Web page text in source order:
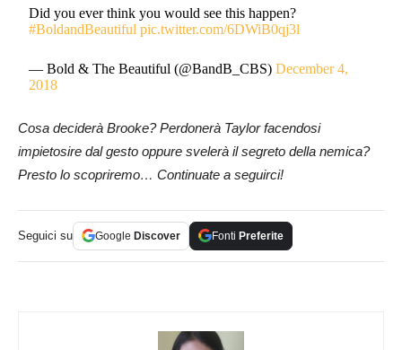
Did you ever think you would see this happen?
#BoldandBeautiful pic.twitter.com/6DWiB0qj3l
— Bold & The Beautiful (@BandB_CBS)December 4,
2018
Cosa deciderà Brooke? Perdonerà Taylor facendosi
impietosire dal gesto oppure svelerà il segreto della nemica?
Presto lo scopriremo… Continuate a seguirci!
Seguici su Google Discover Fonti Preferite